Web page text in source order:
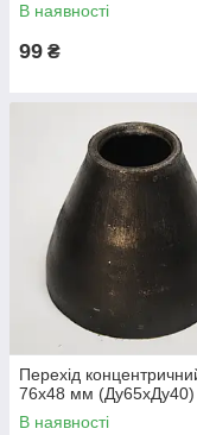
В наявності
99 ₴
Перехід
76х48 мм (Ду65хДу40)
В наявності